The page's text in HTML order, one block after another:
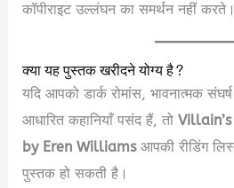
कॉपीराइट उल्लंघन का समर्थन नहीं करते।
क्या यह पुस्तक खरीदने योग्य है?
यदि आपको डार्क रोमांस, भावनात्मक
आधारित कहानियाँ पसंद हैं, तो
by Eren Williamsआपकी रीडिंग
पुस्तक हो सकती है।